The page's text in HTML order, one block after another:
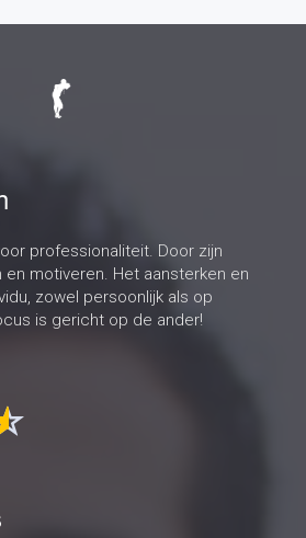
professionaliteit. Door zijn
motiveren. Het aansterken en
zowel persoonlijk als op
is gericht op de ander!